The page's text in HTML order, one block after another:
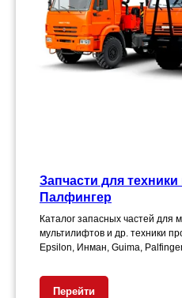
Запчасти для
Палфингер
Каталог запасных частей для
мультилифтов и др. техники
Epsilon, Инман, Guima,
Перейти